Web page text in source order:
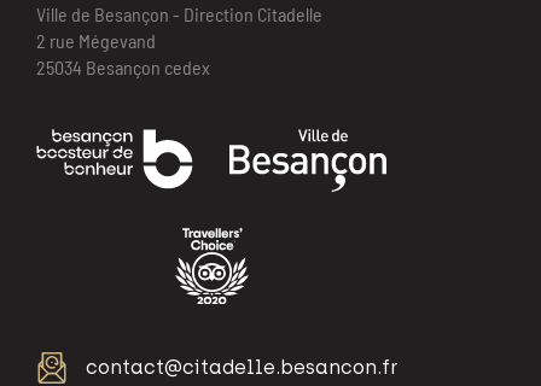
Ville de Besançon - Direction Citadelle
2 rue Mégevand
25034 Besançon cedex
contact@citadelle.besancon.fr